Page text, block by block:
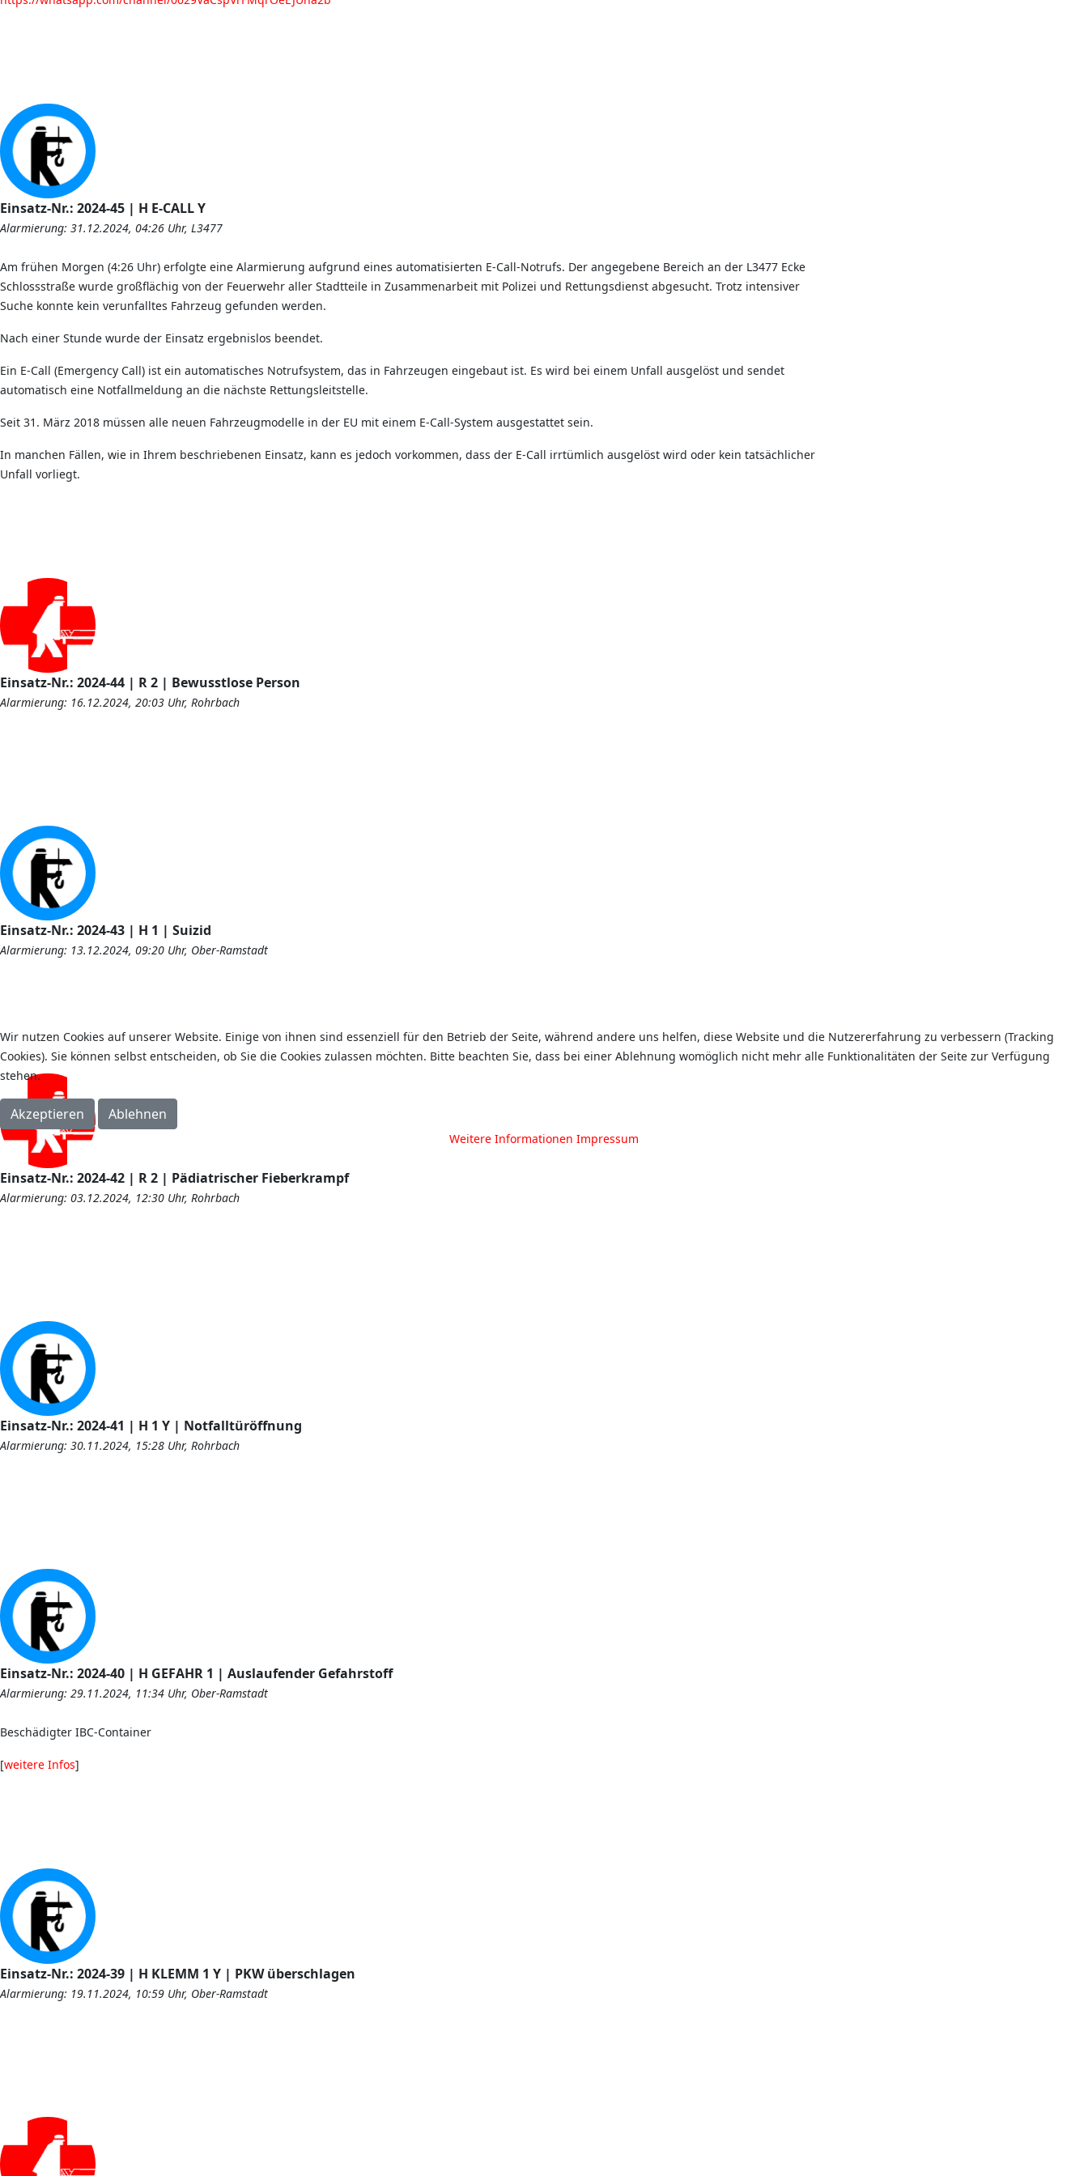
Einsatz-Nr.: 2024-45 | H E-CALL Y
Alarmierung: 31.12.2024, 04:26 Uhr, L3477
Am frühen Morgen (4:26 Uhr) erfolgte eine Alarmierung aufgrund eines automatisierten E-Call-Notrufs. Der angegebene Bereich an der L3477 Ecke
Schlossstraße wurde großflächig von der Feuerwehr aller Stadtteile in Zusammenarbeit mit Polizei und Rettungsdienst abgesucht. Trotz intensiver
Suche konnte kein verunfalltes Fahrzeug gefunden werden.
Nach einer Stunde wurde der Einsatz ergebnislos beendet.
Ein E-Call (Emergency Call) ist ein automatisches Notrufsystem, das in Fahrzeugen eingebaut ist. Es wird bei einem Unfall ausgelöst und sendet
automatisch eine Notfallmeldung an die nächste Rettungsleitstelle.
Seit 31. März 2018 müssen alle neuen Fahrzeugmodelle in der EU mit einem E-Call-System ausgestattet sein.
In manchen Fällen, wie in Ihrem beschriebenen Einsatz, kann es jedoch vorkommen, dass der E-Call irrtümlich ausgelöst wird oder kein tatsächlicher
Unfall vorliegt.
Einsatz-Nr.: 2024-44 | R 2 | Bewusstlose Person
Alarmierung: 16.12.2024, 20:03 Uhr, Rohrbach
Einsatz-Nr.: 2024-43 | H 1 | Suizid
Alarmierung: 13.12.2024, 09:20 Uhr, Ober-Ramstadt
Einsatz-Nr.: 2024-42 | R 2 | Pädiatrischer Fieberkrampf
Alarmierung: 03.12.2024, 12:30 Uhr, Rohrbach
Einsatz-Nr.: 2024-41 | H 1 Y | Notfalltüröffnung
Alarmierung: 30.11.2024, 15:28 Uhr, Rohrbach
Einsatz-Nr.: 2024-40 | H GEFAHR 1 | Auslaufender Gefahrstoff
Alarmierung: 29.11.2024, 11:34 Uhr, Ober-Ramstadt
Beschädigter IBC-Container
[weitere Infos]
Einsatz-Nr.: 2024-39 | H KLEMM 1 Y | PKW überschlagen
Alarmierung: 19.11.2024, 10:59 Uhr, Ober-Ramstadt
Wir nutzen Cookies auf unserer Website. Einige von ihnen sind essenziell für den Betrieb der Seite, während andere uns helfen, diese Website und die Nutzererfahrung zu verbessern (Tracking
Cookies). Sie können selbst entscheiden, ob Sie die Cookies zulassen möchten. Bitte beachten Sie, dass bei einer Ablehnung womöglich nicht mehr alle Funktionalitäten der Seite zur Verfügung
stehen.
Akzeptieren Ablehnen
Weitere Informationen Impressum